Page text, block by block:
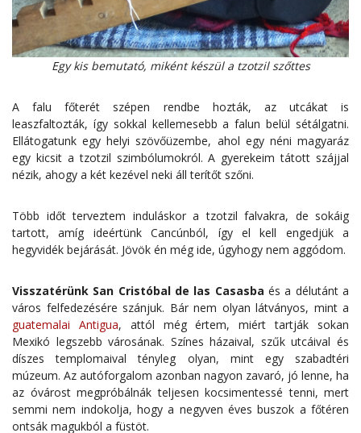
Egy kis bemutató, miként készül a tzotzil szőttes
A falu főterét szépen rendbe hozták, az utcákat is
leaszfaltozták, így sokkal kellemesebb a falun belül sétálgatni.
Ellátogatunk egy helyi szövőüzembe, ahol egy néni magyaráz
egy kicsit a tzotzil szimbólumokról. A gyerekeim tátott szájjal
nézik, ahogy a két kezével neki áll terítőt szőni.
Több időt terveztem induláskor a tzotzil falvakra, de sokáig
tartott, amíg ideértünk Cancúnból, így el kell engedjük a
hegyvidék bejárását. Jövök én még ide, úgyhogy nem aggódom.
Visszatérünk San Cristóbal de las Casasba és a délutánt a
város felfedezésére szánjuk. Bár nem olyan látványos, mint a
guatemalai Antigua, attól még értem, miért tartják sokan
Mexikó legszebb városának. Színes házaival, szűk utcáival és
díszes templomaival tényleg olyan, mint egy szabadtéri
múzeum. Az autóforgalom azonban nagyon zavaró, jó lenne, ha
az óvárost megpróbálnák teljesen kocsimentessé tenni, mert
semmi nem indokolja, hogy a negyven éves buszok a főtéren
ontsák magukból a füstöt.